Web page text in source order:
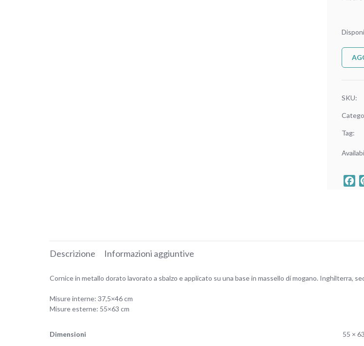
SKU:
Tag:
Descrizione Informazioni aggiuntive
Cornice in metallo dorato lavorato a sbalzo e applicato su una base in massello di mogano. Inghilterra,
Misure interne: 37,5×46 cm
Misure esterne: 55×63 cm
Dimensioni 55 ×